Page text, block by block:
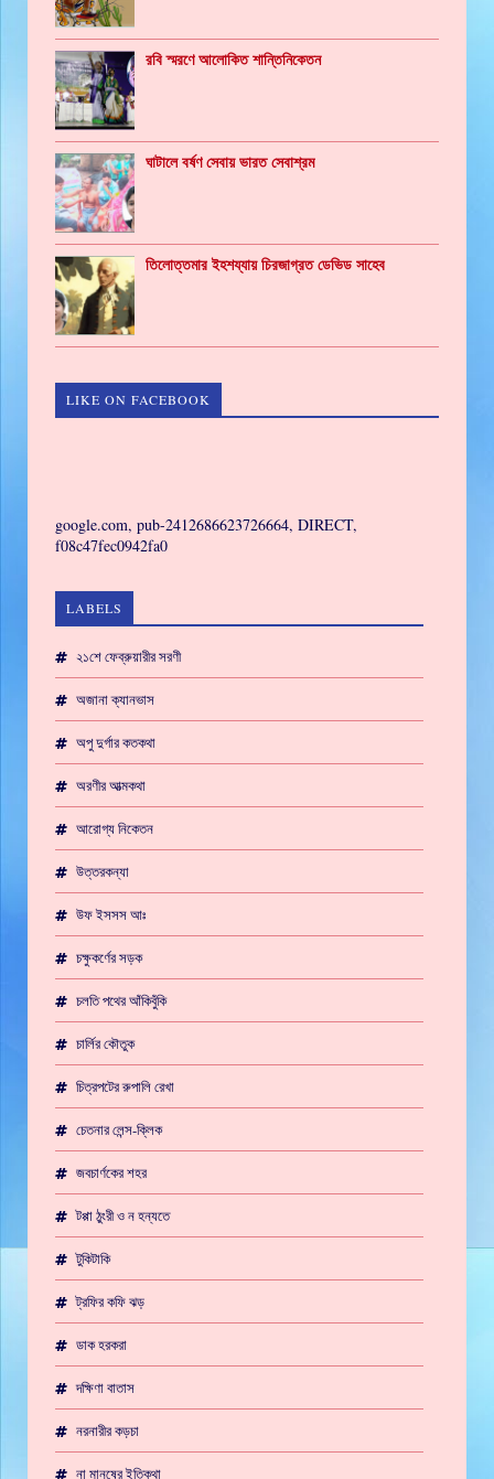
রবি স্মরণে আলোকিত শান্তিনিকেতন
ঘাটালে বর্ষণ সেবায় ভারত সেবাশ্রম
তিলোত্তমার ইহশয্যায় চিরজাগ্রত ডেভিড সাহেব
LIKE ON FACEBOOK
google.com, pub-2412686623726664, DIRECT,
f08c47fec0942fa0
LABELS
২১শে ফেব্রুয়ারীর সরণী
অজানা ক্যানভাস
অপু দুর্গার কতকথা
অরণীর আত্মকথা
আরোগ্য নিকেতন
উত্তরকন্যা
উফ ইসসস আঃ
চক্ষুকর্ণের সড়ক
চলতি পথের আঁকিবুঁকি
চার্লির কৌতুক
চিত্রপটের রুপালি রেখা
চেতনার লেন্স-ক্লিক
জবচার্ণকের শহর
টপ্পা ঠুংরী ও ন হন্যতে
টুকিটাকি
ট্রফির কফি ঝড়
ডাক হরকরা
দক্ষিণা বাতাস
নরনারীর কড়চা
না মানুষের ইতিকথা